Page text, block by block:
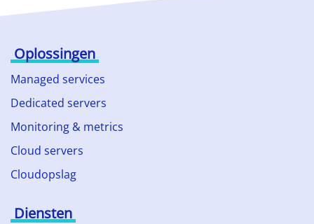
Oplossingen
Managed services
Dedicated servers
Monitoring & metrics
Cloud servers
Cloudopslag
Diensten